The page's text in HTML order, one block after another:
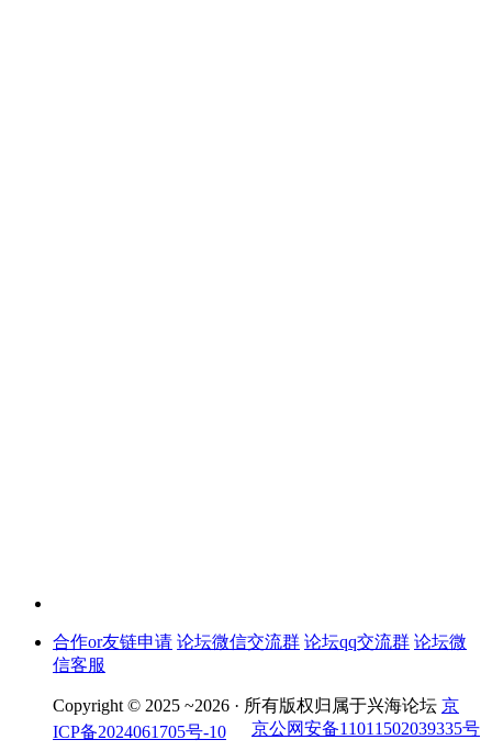
合作or友链申请 论坛微信交流群 论坛qq交流群 论坛微
信客服
Copyright © 2025 ~2026 · 所有版权归属于兴海论坛 京
ICP备2024061705号-10
京公网安备11011502039335号